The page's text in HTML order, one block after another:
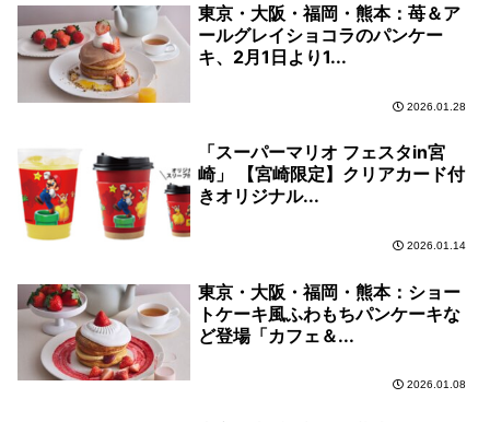
東京・大阪・福岡・熊本：苺＆ア
ールグレイショコラのパンケー
キ、2月1日より1...
2026.01.28
「スーパーマリオ フェスタin宮
崎」 【宮崎限定】クリアカード付
きオリジナル...
2026.01.14
東京・大阪・福岡・熊本：ショー
トケーキ風ふわもちパンケーキな
ど登場「カフェ＆...
2026.01.08